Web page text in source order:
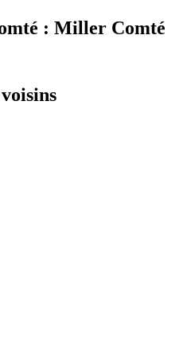
: Miller Comté